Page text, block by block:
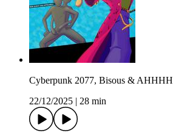
Cyberpunk 2077, Bisous &
22/12/2025
28 min